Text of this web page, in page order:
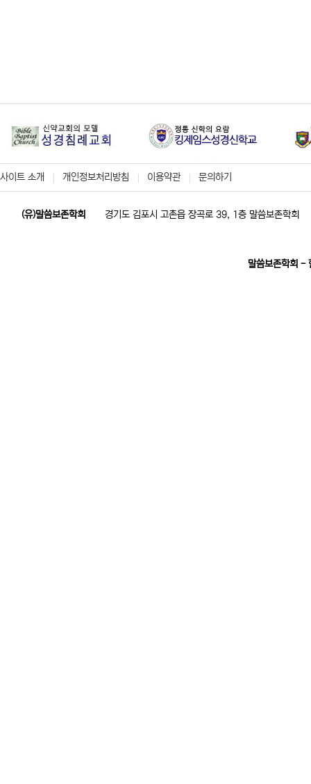
사이트 소개 개인정보처리방침 이용약관 문의하기
(유)말씀보존학회 경기도 김포시 고촌읍 장곡로 39, 1층 말씀보존학회
말씀보존학회 -